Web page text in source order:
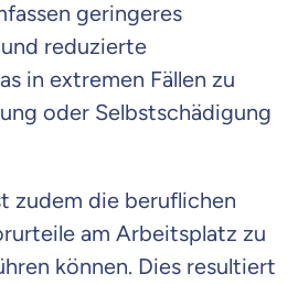
geringeres
reduzierte
in extremen Fällen zu
oder Selbstschädigung
zudem die beruflichen
am Arbeitsplatz zu
können. Dies resultiert